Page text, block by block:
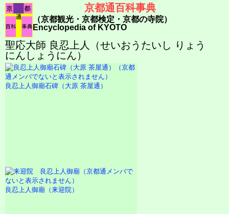
京都通百科事典
（京都観光・京都検定・京都の寺院）
Encyclopedia of KYOTO
聖応大師 良忍上人（せいおうたいし りょう
にんしょうにん）
良忍上人御廟石碑（大原 茶屋通）
良忍上人御廟（来迎院）